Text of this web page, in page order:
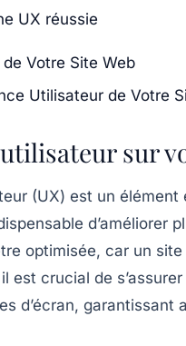
UX réussie
Votre Site Web
Utilisateur de Votre
sur
(UX) est un élément
d’améliorer
optimisée, car un
est crucial de
d’écran,